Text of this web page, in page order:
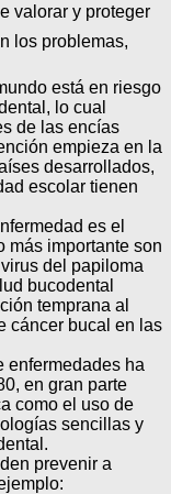
valorar y proteger
los problemas,
está en riesgo
lo cual
de las encías
empieza en la
desarrollados,
escolar tienen
es el
más importante son
del papiloma
bucodental
temprana al
cáncer bucal en las
enfermedades ha
en gran parte
como el uso de
sencillas y
prevenir a